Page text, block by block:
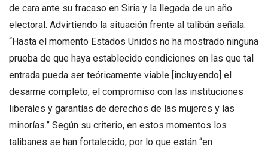
de cara ante su fracaso en Siria y la llegada de un año
electoral. Advirtiendo la situación frente al talibán señala:
“Hasta el momento Estados Unidos no ha mostrado ninguna
prueba de que haya establecido condiciones en las que tal
entrada pueda ser teóricamente viable [incluyendo] el
desarme completo, el compromiso con las instituciones
liberales y garantías de derechos de las mujeres y las
minorías.” Según su criterio, en estos momentos los
talibanes se han fortalecido, por lo que están “en